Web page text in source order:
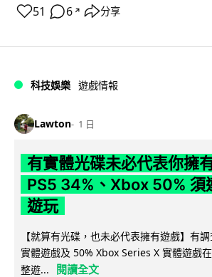
51 6 ↗ 分享
科技娛樂 遊戲情報
Lawton 1 日
有實體光碟未必代表你擁
PS5 34%、Xbox 50% 須
遊玩
【就算有光碟，也未必代表擁有遊戲】有
實體遊戲及 50% Xbox Series X 實體遊戲
整遊...
閱讀全文